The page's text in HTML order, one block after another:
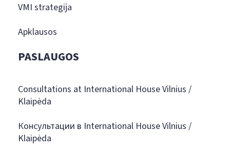
VMI strategija
Apklausos
PASLAUGOS
Consultations at International House Vilnius /
Klaipėda
Консультации в International House Vilnius /
Klaipėda